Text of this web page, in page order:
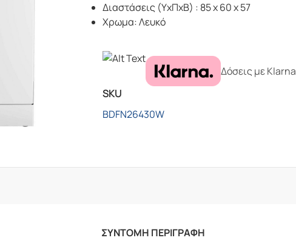
Διαστάσεις (ΥxΠxΒ) : 85 x 60 x 57
Χρωμα: Λευκό
Δόσεις με Klarna
SKU
BDFN26430W
ΣΥΝΤΟΜΗ ΠΕΡΙΓΡΑΦΗ